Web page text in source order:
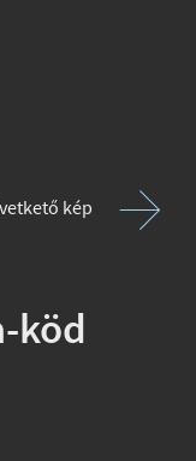
kép
köd